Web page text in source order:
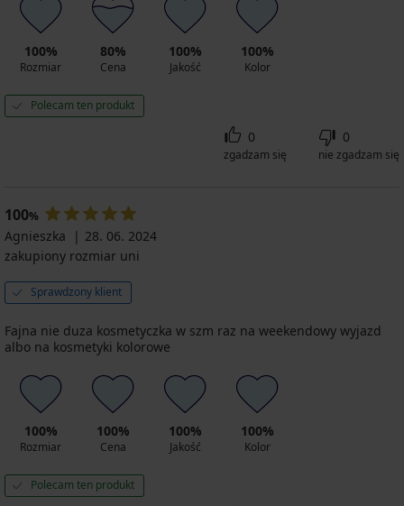
100%
Rozmiar
80%
Cena
100%
Jakość
100%
Kolor
Polecam ten produkt
0
zgadzam się
0
nie zgadzam się
100%
Agnieszka
28. 06. 2024
zakupiony rozmiar uni
Sprawdzony klient
Fajna nie duza kosmetyczka w szm raz na weekendowy wyjazd
albo na kosmetyki kolorowe
100%
Rozmiar
100%
Cena
100%
Jakość
100%
Kolor
Polecam ten produkt